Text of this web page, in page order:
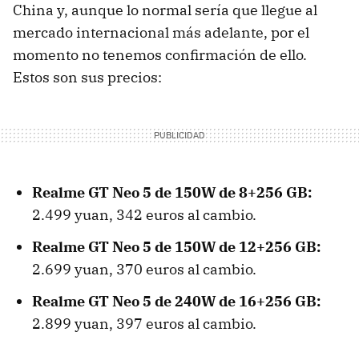
China y, aunque lo normal sería que llegue al
mercado internacional más adelante, por el
momento no tenemos confirmación de ello.
Estos son sus precios:
Realme GT Neo 5 de 150W de 8+256 GB:
2.499 yuan, 342 euros al cambio.
Realme GT Neo 5 de 150W de 12+256 GB:
2.699 yuan, 370 euros al cambio.
Realme GT Neo 5 de 240W de 16+256 GB:
2.899 yuan, 397 euros al cambio.